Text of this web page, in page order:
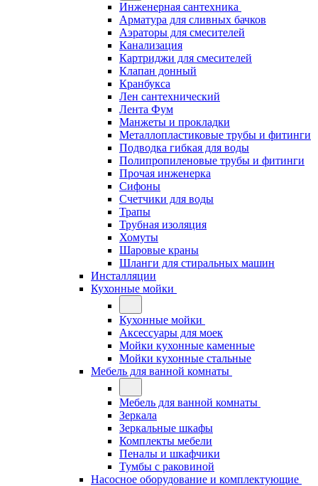
Инженерная сантехника
Арматура для сливных бачков
Аэраторы для смесителей
Канализация
Картриджи для смесителей
Клапан донный
Кранбукса
Лен сантехнический
Лента Фум
Манжеты и прокладки
Металлопластиковые трубы и фитинги
Подводка гибкая для воды
Полипропиленовые трубы и фитинги
Прочая инженерка
Сифоны
Счетчики для воды
Трапы
Трубная изоляция
Хомуты
Шаровые краны
Шланги для стиральных машин
Инсталляции
Кухонные мойки
Кухонные мойки
Аксессуары для моек
Мойки кухонные каменные
Мойки кухонные стальные
Мебель для ванной комнаты
Мебель для ванной комнаты
Зеркала
Зеркальные шкафы
Комплекты мебели
Пеналы и шкафчики
Тумбы с раковиной
Насосное оборудование и комплектующие